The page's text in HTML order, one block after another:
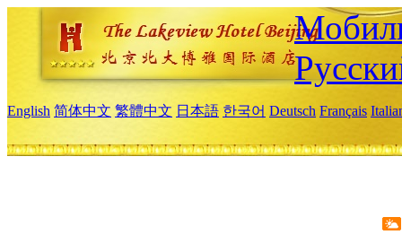
English 简体中文 繁體中文 日本語 한국어 Deutsch Français